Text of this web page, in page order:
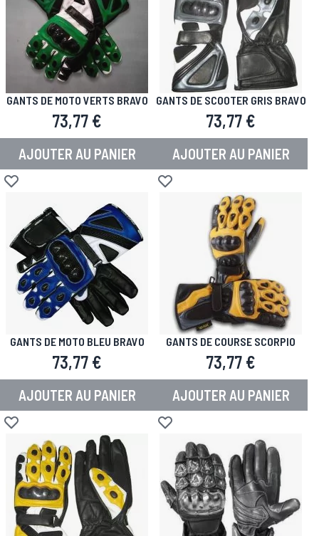
GANTS DE MOTO VERTS BRAVO
73,77 €
AJOUTER AU PANIER
Ajouter à la liste d'achats
GANTS DE SCOOTER GRIS BRAVO
73,77 €
AJOUTER AU PANIER
Ajouter à la liste d'achats
GANTS DE MOTO BLEU BRAVO
73,77 €
AJOUTER AU PANIER
Ajouter à la liste d'achats
GANTS DE COURSE SCORPIO
73,77 €
AJOUTER AU PANIER
Ajouter à la liste d'achats